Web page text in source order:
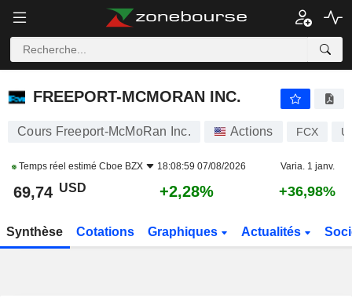
FREEPORT-MCMORAN INC.
FREEPORT-MCMORAN INC.
Cours Freeport-McMoRan Inc. Actions FCX
Temps réel estimé Cboe BZX 18:08:59 07/08/2026 Varia. 1 janv.
69,74 USD +2,28% +36,98%
Synthèse Cotations Graphiques Actualités